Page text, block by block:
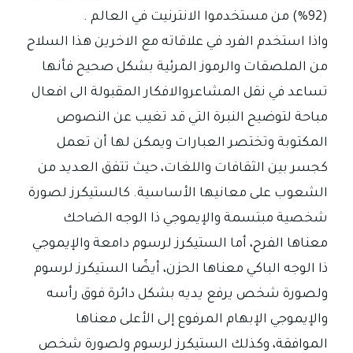
(92%) من مستخدموا الانترنيت في العالم .
واذا استخدم الفرد في علاقاته مع الاخرين هذا السلاح
من الملصقات والرموز المرئية بشكل صحيح فأنها
تساعد في نقل المشاعروالافكار المقبولة الى افعال
مباحة لتوضيح النبرة التي قد تغيب عن النصوص
المكتوبة وتختصر العبارات ويمكن لها أن تعمل
كجسر بين الثقافات واللغات، حيث تتفق العديد من
الشعوب على معانيها الأساسية. كالستيكرز لصورة
شخصية مبتسمة والإيموجي ذا الوجه الضاحك
معناها الفرح، أما الستيكرز لرسوم دامعة والإيموجي
ذا الوجه الباكي معناها الحزن، أيضًا الستيكرز لرسوم
ولصورة شخص يرفع يديه بشكل دائرة فوق رأسه
والإيموجي الإبهام المرفوع إلى الأعلى معناها
الموافقة، وكذلك الستيكرز لرسوم ولصورة شخص